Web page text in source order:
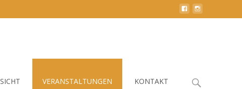
VERANSTALTUNGEN KONTAKT
Search